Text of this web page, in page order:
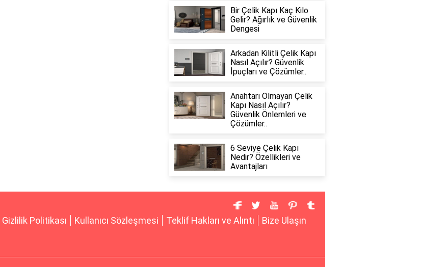
Bir Çelik Kapı Kaç Kilo
Gelir? Ağırlık ve Güvenlik
Dengesi
Arkadan Kilitli Çelik Kapı
Nasıl Açılır? Güvenlik
İpuçları ve Çözümler..
Anahtarı Olmayan Çelik
Kapı Nasıl Açılır?
Güvenlik Önlemleri ve
Çözümler..
6 Seviye Çelik Kapı
Nedir? Özellikleri ve
Avantajları
Gizlilik Politikası Kullanıcı Sözleşmesi Teklif Hakları ve Alıntı Bize Ulaşın